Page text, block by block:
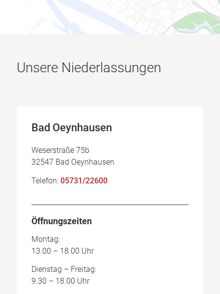
Unsere Niederlassungen
Bad Oeynhausen
Weserstraße 75b
32547 Bad Oeynhausen
Telefon: 05731/22600
Öffnungszeiten
Montag:
13.00 – 18.00 Uhr
Dienstag – Freitag:
9.30 – 18.00 Uhr